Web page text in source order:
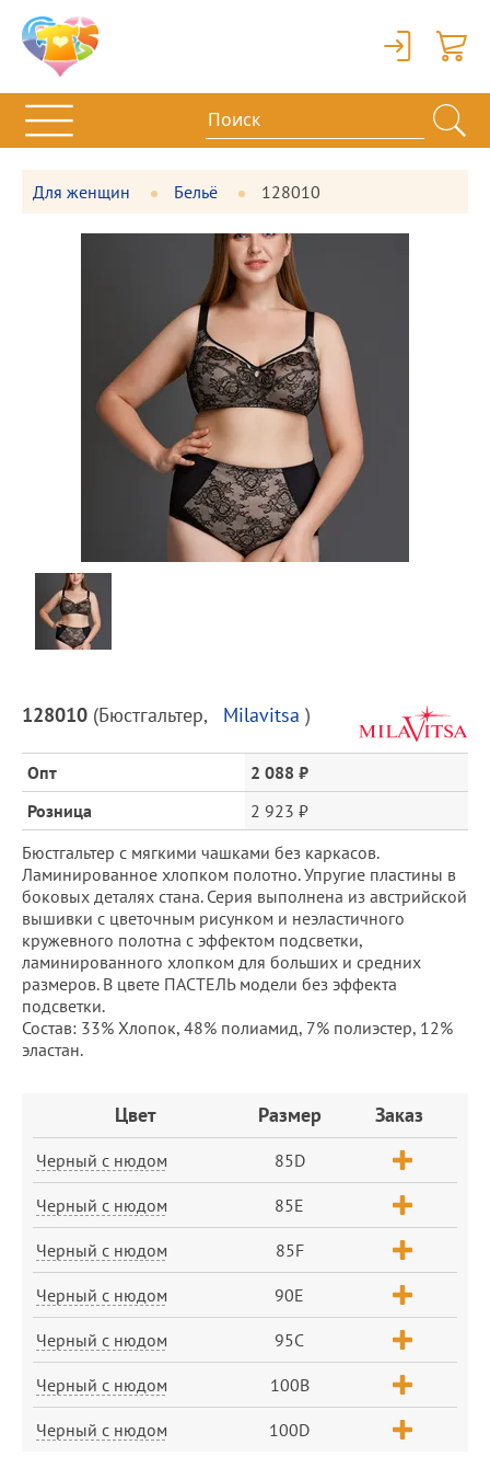
Вход
Для женщин Бельё 128010
Фотографии
товара
Большая
Описание
товара
и
цена
128010 (Бюстгальтер, Milavitsa )
Опт
2 088 ₽
Розница
2 923 ₽
Бюстгальтер с мягкими чашками без каркасов.
Ламинированное хлопком полотно. Упругие пластины в
боковых деталях стана. Серия выполнена из австрийской
вышивки с цветочным рисунком и неэластичного
кружевного полотна с эффектом подсветки,
ламинированного хлопком для больших и средних
размеров. В цвете ПАСТЕЛЬ модели без эффекта
подсветки.
Состав: 33% Хлопок, 48% полиамид, 7% полиэстер, 12%
эластан.
Цвет Размер Заказ
Черный с нюдом 85D
Черный с нюдом 85E
Черный с нюдом 85F
Черный с нюдом 90E
Черный с нюдом 95C
Черный с нюдом 100B
Черный с нюдом 100D